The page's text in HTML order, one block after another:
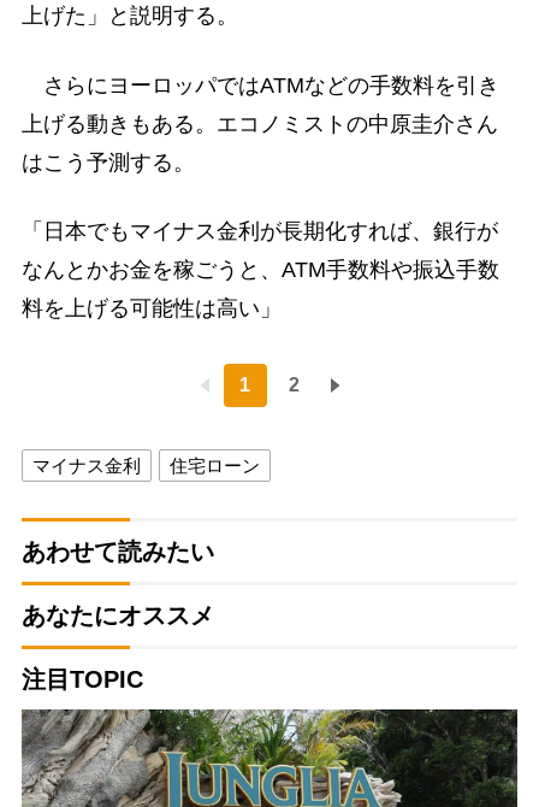
上げた」と説明する。
さらにヨーロッパではATMなどの手数料を引き
上げる動きもある。エコノミストの中原圭介さん
はこう予測する。
「日本でもマイナス金利が長期化すれば、銀行が
なんとかお金を稼ごうと、ATM手数料や振込手数
料を上げる可能性は高い」
1 2
マイナス金利 住宅ローン
あわせて読みたい
あなたにオススメ
注目TOPIC